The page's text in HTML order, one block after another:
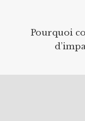
Pourquoi